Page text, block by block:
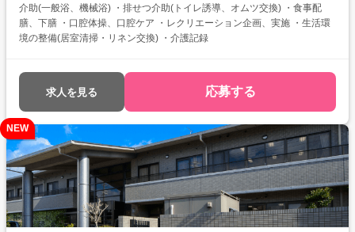
介助(一般浴、機械浴) ・排せつ介助(トイレ誘導、オムツ交換) ・食事配
膳、下膳 ・口腔体操、口腔ケア ・レクリエーション企画、実施 ・生活環
境の整備(居室清掃・リネン交換) ・介護記録
求人を見る 応募する
NEW